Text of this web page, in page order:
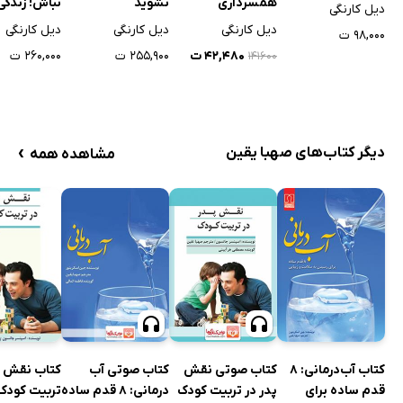
دیل کارنگی
۹۸,۰۰۰ ت
دیل کارنگی
۱۴۱۶۰۰ ۴۲,۴۸۰ ت
دیل کارنگی
۲۵۵,۹۰۰ ت
دیل کارنگی
۲۶۰,۰۰۰ ت
دیگر کتاب‌های صهبا یقین مشاهده همه ›
کتاب آب‌درمانی: ۸
قدم ساده برای
کتاب صوتی نقش
پدر در تربیت کودک
کتاب صوتی آب
درمانی: 8 قدم ساده
کتاب نقش
تربیت